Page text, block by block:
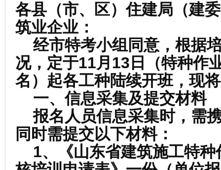
各县（市、区）住建局（建
筑业企业：
经市特考小组同意，根据
况，定于11月13日（特种作
名）起各工种陆续开班，现
一、信息采集及提交材料
报名人员信息采集时，需
同时需提交以下材料：
1、《山东省建筑施工特